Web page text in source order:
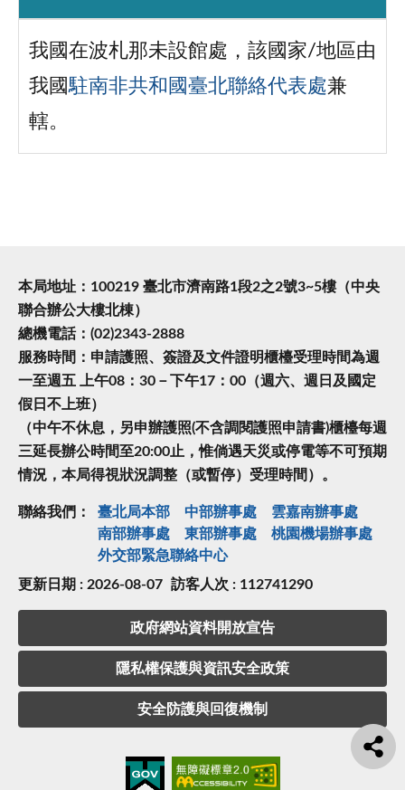
我國在波札那未設館處，該國家/地區由
我國駐南非共和國臺北聯絡代表處兼
轄。
本局地址：100219 臺北市濟南路1段2之2號3~5樓（中央
聯合辦公大樓北棟）
總機電話：(02)2343-2888
服務時間：申請護照、簽證及文件證明櫃檯受理時間為週
一至週五 上午08：30－下午17：00（週六、週日及國定
假日不上班）
（中午不休息，另申辦護照(不含調閱護照申請書)櫃檯每週
三延長辦公時間至20:00止，惟倘遇天災或停電等不可預期
情況，本局得視狀況調整（或暫停）受理時間）。
聯絡我們： 臺北局本部 中部辦事處
雲嘉南辦事處
南部辦事處
東部辦事處
桃園機場辦事處
外交部緊急聯絡中⼼
更新日期 : 2026-08-07 訪客人次 : 112741290
政府網站資料開放宣告
隱私權保護與資訊安全政策
安全防護與回復機制